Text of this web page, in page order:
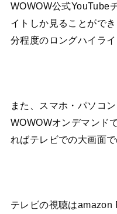
WOWOW公式YouTube
イトしか見ることがで
分程度のロングハイラ
また、スマホ・パソコ
WOWOWオンデマンド
ればテレビでの大画面で
テレビの視聴は